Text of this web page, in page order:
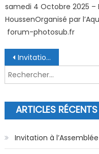
samedi 4 Octobre 2025
HoussenOrganisé par
forum-photosub.fr
Navigation
Invitation à l’Assemblée générale 2025
Rechercher :
ARTICLES RÉCENTS
Invitation à